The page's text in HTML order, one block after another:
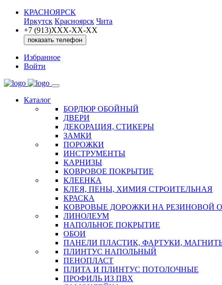
КРАСНОЯРСК
Иркутск Красноярск Чита
+7 (913)ХXX-ХХ-XX
показать телефон
Избранное
Войти
Каталог
БОРДЮР ОБОЙНЫЙ
ДВЕРИ
ДЕКОРАЦИЯ, СТИКЕРЫ
ЗАМКИ
ПОРОЖКИ
ИНСТРУМЕНТЫ
КАРНИЗЫ
КОВРОВОЕ ПОКРЫТИЕ
КЛЕЕНКА
КЛЕЯ, ПЕНЫ, ХИМИЯ СТРОИТЕЛЬНАЯ
КРАСКА
КОВРОВЫЕ ДОРОЖКИ НА РЕЗИНОВОЙ
ЛИНОЛЕУМ
НАПОЛЬНОЕ ПОКРЫТИЕ
ОБОИ
ПАНЕЛИ ПЛАСТИК, ФАРТУКИ,
ПЛИНТУС НАПОЛЬНЫЙ
ПЕНОПЛАСТ
ПЛИТА И ПЛИНТУС ПОТОЛОЧНЫЕ
ПРОФИЛЬ ИЗ ПВХ